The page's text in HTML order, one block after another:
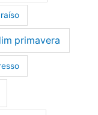
primavera